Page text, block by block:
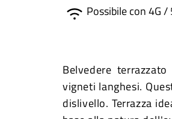
Possibile con 4G /
Belvedere
vigneti langhesi.
dislivello. Terrazza